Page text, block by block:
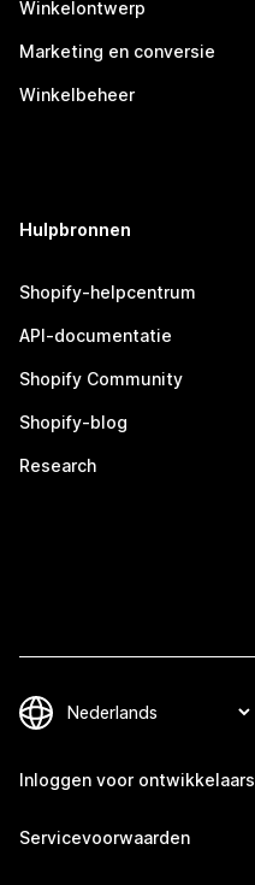
Winkelontwerp
Marketing en conversie
Winkelbeheer
Hulpbronnen
Shopify-helpcentrum
API-documentatie
Shopify Community
Shopify-blog
Research
Inloggen voor ontwikkelaars
Servicevoorwaarden